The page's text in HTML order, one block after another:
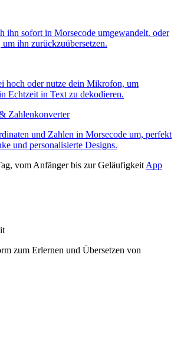
ihn sofort in Morsecode umgewandelt. oder
ihn zurückzuübersetzen.
hoch oder nutze dein Mikrofon, um
Echtzeit in Text zu dekodieren.
Zahlenkonverter
und Zahlen in Morsecode um, perfekt
und personalisierte Designs.
vom Anfänger bis zur GeläufigkeitApp
zum Erlernen und Übersetzen von